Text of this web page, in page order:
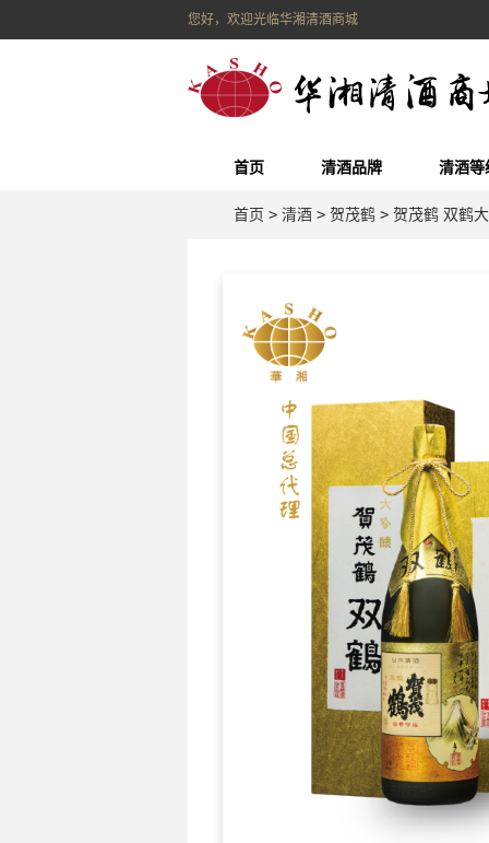
您好，欢迎光临华湘清酒商城
首页 清酒品牌 清酒等
首页 > 清酒 > 贺茂鹤 > 贺茂鹤 双鹤